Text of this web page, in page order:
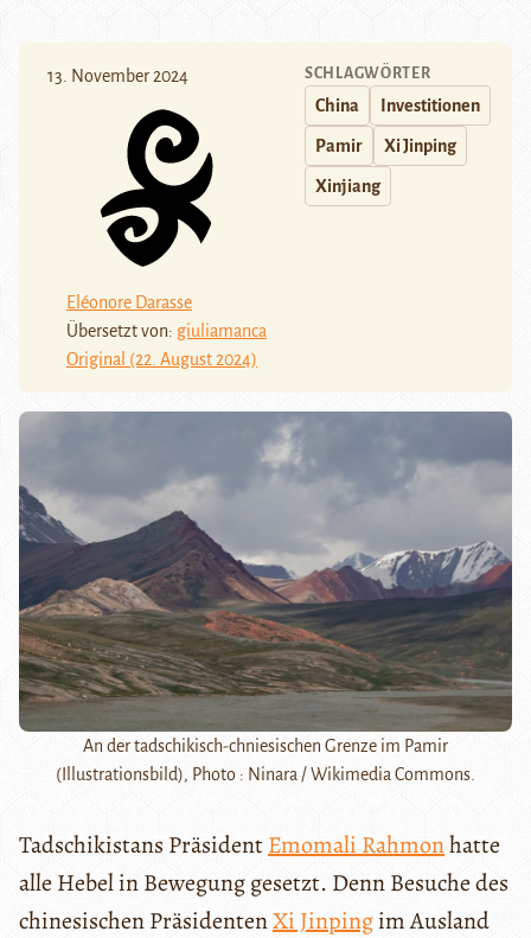
13. November 2024
Eléonore Darasse
Übersetzt von: giuliamanca
Original (22. August 2024)
SCHLAGWÖRTER
China Investitionen
Pamir Xi Jinping
Xinjiang
An der tadschikisch-chniesischen Grenze im Pamir
(Illustrationsbild), Photo : Ninara / Wikimedia Commons.
Tadschikistans PräsidentEmomali Rahmonhatte
alle Hebel in Bewegung gesetzt. Denn Besuche des
chinesischen PräsidentenXi Jinpingim Ausland